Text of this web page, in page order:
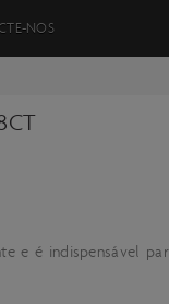
NOS
e é indispensável